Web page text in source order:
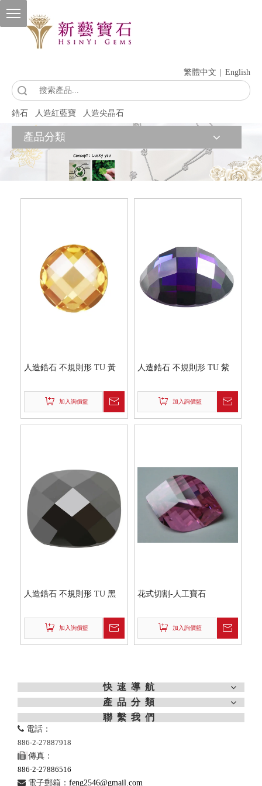
繁體中文 English
鋯石 人造紅藍寶 人造尖晶石
產品分類
人造鋯石 不規則形 TU 黃
加入詢價籃
人造鋯石 不規則形 TU 紫
加入詢價籃
人造鋯石 不規則形 TU 黑
加入詢價籃
花式切割-人工寶石
加入詢價籃
快速導航
產品分類
聯繫我們
 電話：
886-2-27887918
 傳真：
886-2-27886516
 電子郵箱： feng2546@gmail.com